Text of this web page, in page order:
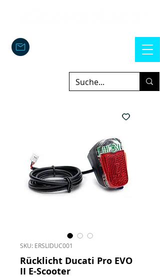
SKU: ERSLIDUC001
Rücklicht Ducati Pro EVO
II E-Scooter